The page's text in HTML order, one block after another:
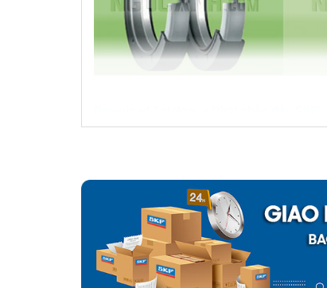
xúc với bề mặt cố định hay bề mặt trượt và
cầu ứng dụng. Không chỉ là các ứng dụng làm
dụng công nghiệp. SKF có thể cung cấp các
lắp cho thiết bị ban đầu đến thị trường thay thế